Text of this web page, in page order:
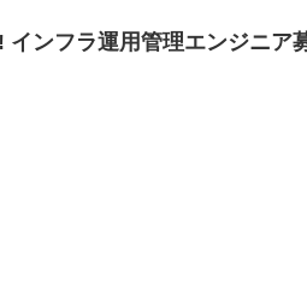
ンフラ運用管理エンジニア